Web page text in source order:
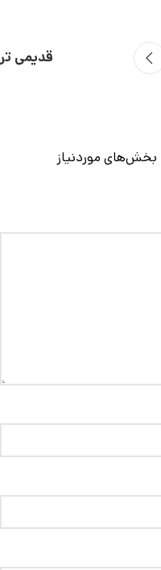
قدیمی تر
بخش‌های موردنیاز